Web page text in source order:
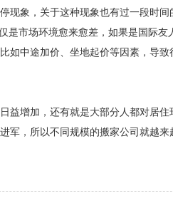
现象，关于这种现象也有过一段时间
是市场环境愈来愈差，如果是国际友
如中途加价、坐地起价等因素，导致
益增加，还有就是大部分人都对居住
军，所以不同规模的搬家公司就越来